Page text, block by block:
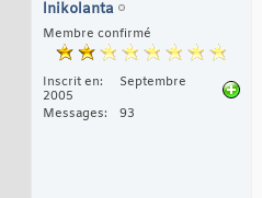
lnikolanta
Membre confirmé
Inscrit en
Septembre
2005
Messages
93